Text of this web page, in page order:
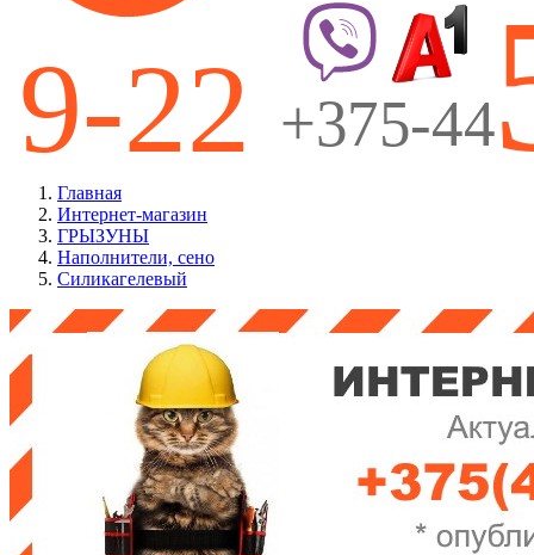
Главная
Интернет-магазин
ГРЫЗУНЫ
Наполнители, сено
Силикагелевый